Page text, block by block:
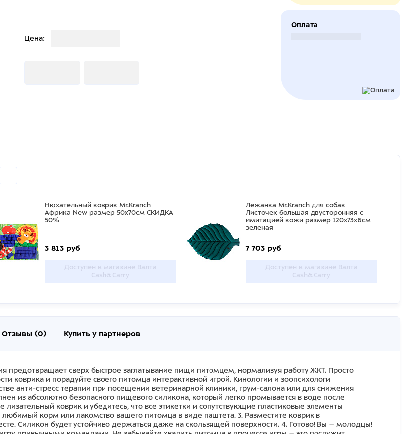
Цена:
Оплата
Нюхательный коврик Mr.Kranch
Африка New размер 50x70см СКИДКА
50%
3 813 руб
Доступен в магазине Валта
Cash&Carry
Лежанка Mr.Kranch для собак
Листочек большая двусторонняя с
имитацией кожи размер 120х73х6см
зеленая
7 703 руб
Доступен в магазине Валта
Cash&Carry
Отзывы (0) Купить у партнеров
предотвращает сверх быстрое заглатывание пищи питомцем, нормализуя работу ЖКТ. Просто
коврика и порадуйте своего питомца интерактивной игрой. Кинологии и зоопсихологи
анти-стресс терапии при посещении ветеринарной клиники, грум-салона или для снижения
из абсолютно безопасного пищевого силикона, который легко промывается в воде после
лизательный коврик и убедитесь, что все этикетки и сопутствующие пластиковые элементы
корм или лакомство вашего питомца в виде паштета. 3. Разместите коврик в
Силикон будет устойчиво держаться даже на скользящей поверхности. 4. Готово! Вы – молодцы!